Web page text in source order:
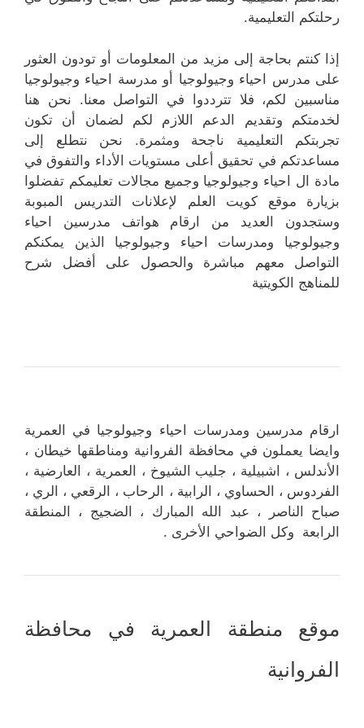
رحلتكم التعليمية.
إذا كنتم بحاجة إلى مزيد من المعلومات أو تودون العثور
على مدرس احياء وجيولوجيا أو مدرسة احياء وجيولوجيا
مناسبين لكم، فلا تترددوا في التواصل معنا. نحن هنا
لخدمتكم وتقديم الدعم اللازم لكم لضمان أن تكون
تجربتكم التعليمية ناجحة ومثمرة. نحن نتطلع إلى
مساعدتكم في تحقيق أعلى مستويات الأداء والتفوق في
مادة ال احياء وجيولوجيا وجميع مجالات تعليمكم تفضلوا
بزيارة موقع كويت العلم لإعلانات التدريس المبوبة
وستجدون العديد من ارقام هواتف مدرسين احياء
وجيولوجيا ومدرسات احياء وجيولوجيا الذين يمكنكم
التواصل معهم مباشرة والحصول على أفضل شرح
للمناهج الكويتية
ارقام مدرسين ومدرسات احياء وجيولوجيا في العمرية
وايضا يعملون في محافظة الفروانية ومناطقها خيطان ،
الأندلس ، اشبيلية ، جليب الشيوخ ، العمرية ، العارضية ،
الفردوس ، الحساوي ، الرابية ، الرحاب ، الرقعي ، الري ،
صباح الناصر ، عبد الله المبارك ، الضجيج ، المنطقة
الرابعة وكل الضواحي الأخرى .
موقع منطقة العمرية في محافظة
الفروانية